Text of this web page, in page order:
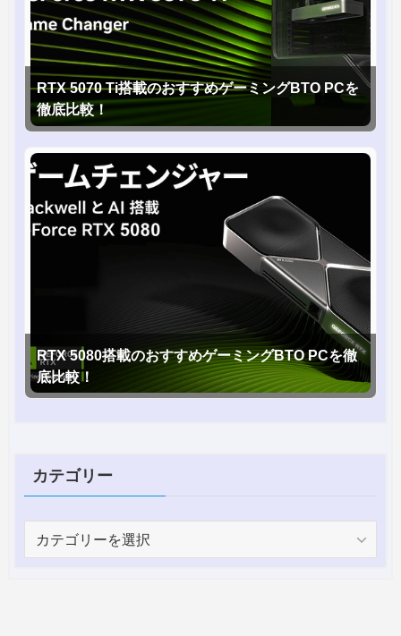
RTX 5070 Ti搭載のおすすめゲーミングBTO PCを
徹底比較！
RTX 5080搭載のおすすめゲーミングBTO PCを徹
底比較！
カテゴリー